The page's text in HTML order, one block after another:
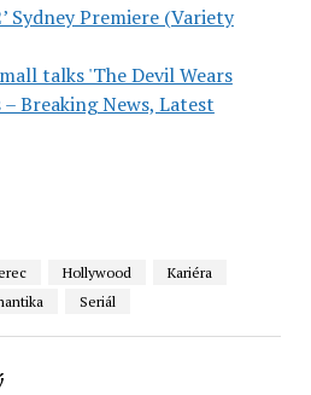
Sydney Premiere (Variety
talks 'The Devil Wears
Breaking News, Latest
Hollywood
Kariéra
Seriál